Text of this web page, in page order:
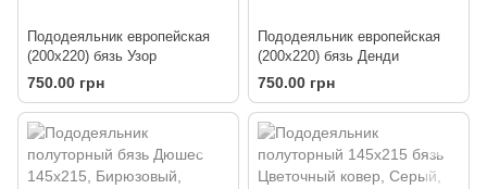
Пододеяльник европейская
(200х220) бязь Узор
750.00 грн
Пододеяльник европейская
(200х220) бязь Денди
750.00 грн